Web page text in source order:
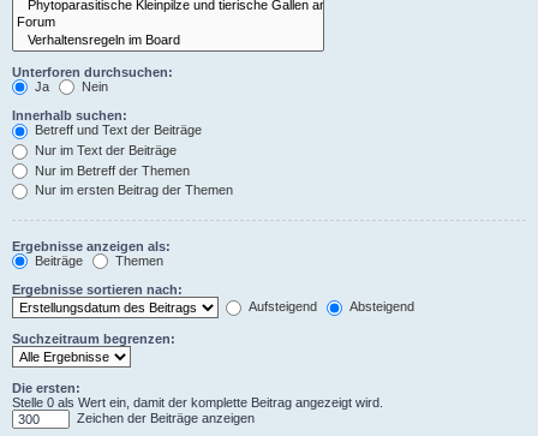
Unterforen durchsuchen:
Ja
Nein
Innerhalb suchen:
Betreff und Text der Beiträge
Nur im Text der Beiträge
Nur im Betreff der Themen
Nur im ersten Beitrag der Themen
Ergebnisse anzeigen als:
Beiträge
Themen
Ergebnisse sortieren nach:
Aufsteigend
Absteigend
Suchzeitraum begrenzen:
Die ersten:
Stelle 0 als Wert ein, damit der komplette Beitrag angezeigt wird.
Zeichen der Beiträge anzeigen